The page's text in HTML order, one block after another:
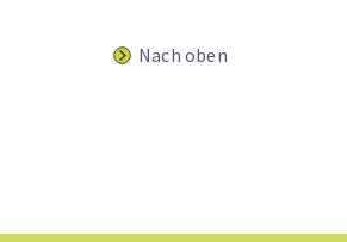
Nach oben